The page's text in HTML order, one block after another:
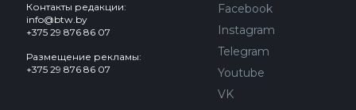
Контакты редакции:
info@btw.by
+375 29 876 86 07
Размещение рекламы:
+375 29 876 86 07
Facebook
Instagram
Telegram
Youtube
VK